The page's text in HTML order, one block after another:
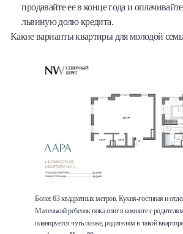
продавайте ее в конце года и
львиную долю кредита.
Какие варианты квартиры для молодой
Более 63 квадратных метров. Кухня-гостиная и
Маленький ребенок пока спит в комнате с
планируется чуть позже, родителям в такой